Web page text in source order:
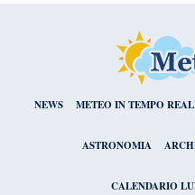
NEWS METEO IN TEMPO
ASTRONOMIA
CALENDARIO